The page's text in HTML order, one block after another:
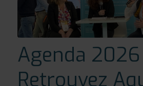
Agenda 2026
Retrouvez